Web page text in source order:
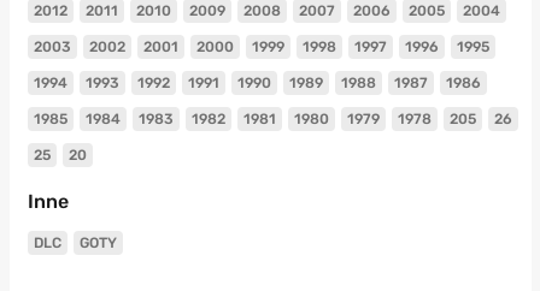
2012 2011 2010 2009 2008 2007 2006 2005 2004
2003 2002 2001 2000 1999 1998 1997 1996 1995
1994 1993 1992 1991 1990 1989 1988 1987 1986
1985 1984 1983 1982 1981 1980 1979 1978 205 26
25 20
Inne
DLC GOTY